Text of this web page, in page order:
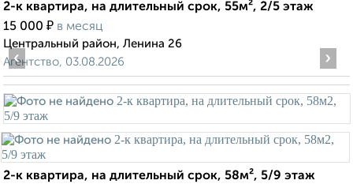
2-к квартира, на длительный срок, 55м², 2/5 этаж
15 000 ₽ в месяц
Центральный район, Ленина 26
Агентство, 03.08.2026
‹ ›
2-к квартира, на длительный срок, 58м², 5/9 этаж